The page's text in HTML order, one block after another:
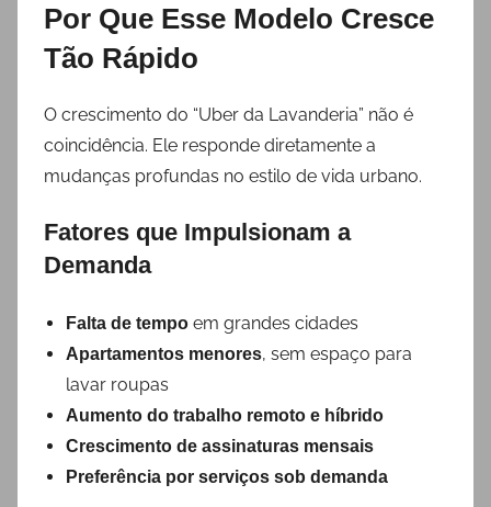
Por Que Esse Modelo Cresce
Tão Rápido
O crescimento do “Uber da Lavanderia” não é
coincidência. Ele responde diretamente a
mudanças profundas no estilo de vida urbano.
Fatores que Impulsionam a
Demanda
Falta de tempo em grandes cidades
Apartamentos menores, sem espaço para
lavar roupas
Aumento do trabalho remoto e híbrido
Crescimento de assinaturas mensais
Preferência por serviços sob demanda